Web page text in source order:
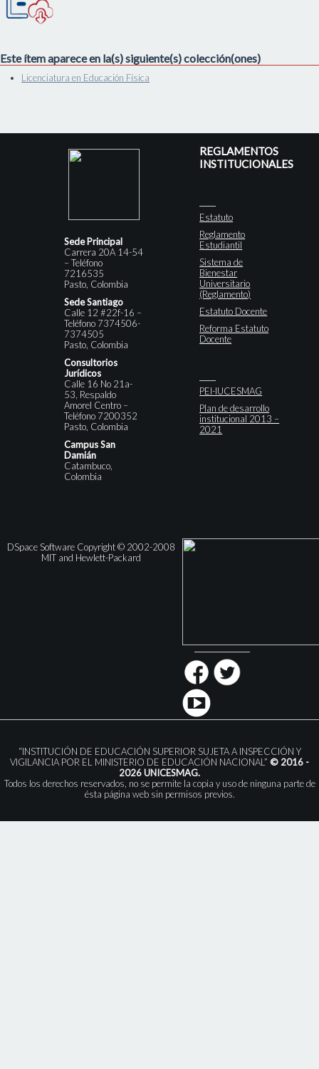
Este ítem aparece en la(s) siguiente(s) colección(ones)
Licenciatura en Educación Física
Sede Principal
Carrera 20A 14-54
– Teléfono
7216535
Pasto, Colombia
Sede Santiago
Calle 12 #22f-16 –
Teléfono 7374506-
7374505
Pasto, Colombia
Consultorios
Jurídicos
Calle 16 No 21a-
53, Respaldo
Amorel Centro –
Teléfono 7200352
Pasto, Colombia
Campus San
Damián
Catambuco,
Colombia
REGLAMENTOS
INSTITUCIONALES
Estatuto
Reglamento
Estudiantil
Sistema de
Bienestar
Universitario
(Reglamento)
Estatuto Docente
Reforma Estatuto
Docente
PEI-IUCESMAG
Plan de desarrollo
institucional 2013 –
2021
DSpace Software Copyright © 2002-2008
MIT and Hewlett-Packard
“INSTITUCIÓN DE EDUCACIÓN SUPERIOR SUJETA A INSPECCIÓN Y
VIGILANCIA POR EL MINISTERIO DE EDUCACIÓN NACIONAL” © 2016 -
2026 UNICESMAG.
Todos los derechos reservados, no se permite la copia y uso de ninguna parte de
ésta página web sin permisos previos.